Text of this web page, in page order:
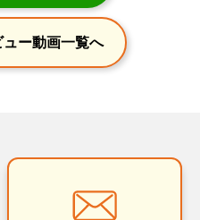
ー動画一覧へ